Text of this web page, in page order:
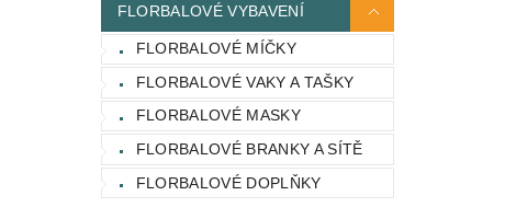
FLORBALOVÉ VYBAVENÍ
FLORBALOVÉ MÍČKY
FLORBALOVÉ VAKY A TAŠKY
FLORBALOVÉ MASKY
FLORBALOVÉ BRANKY A SÍTĚ
FLORBALOVÉ DOPLŇKY